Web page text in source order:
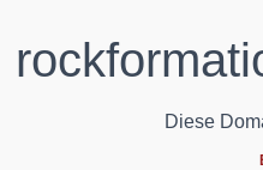
Diese